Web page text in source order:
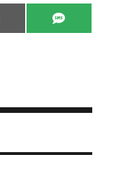
Share
on
S
M